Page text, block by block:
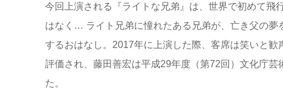
今回上演される『ライトな兄弟』は、世界で初めて飛
はなく… ライト兄弟に憧れたある兄弟が、亡き父の夢
するおはなし。2017年に上演した際、客席は笑いと歓
評価され、藤田善宏は平成29年度（第72回）文化庁芸
た。